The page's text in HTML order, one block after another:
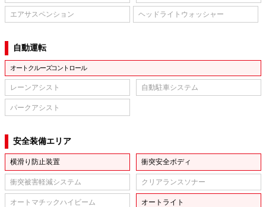
エアサスペンション ヘッドライトウォッシャー
自動運転
オートクルーズコントロール
レーンアシスト 自動駐車システム
パークアシスト
安全装備エリア
横滑り防止装置 衝突安全ボディ
衝突被害軽減システム クリアランスソナー
オートマチックハイビーム オートライト